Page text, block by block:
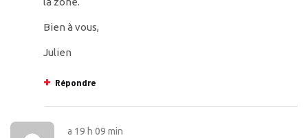
Bien à vous,
Julien
Répondre
a 19 h 09 min